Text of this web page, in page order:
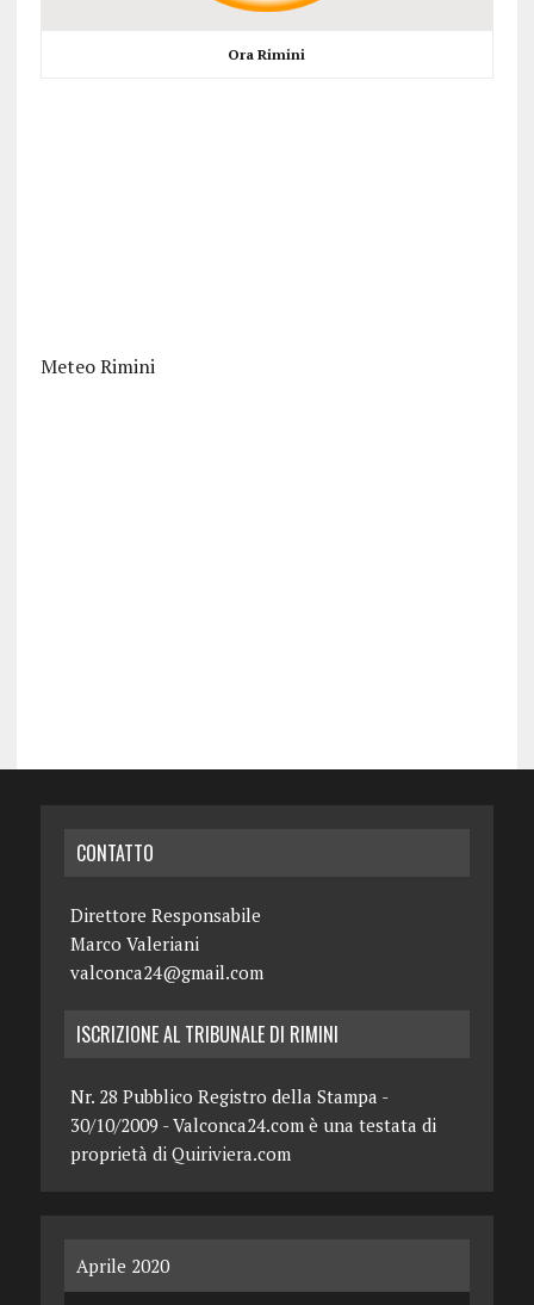
Ora Rimini
Meteo Rimini
CONTATTO
Direttore Responsabile
Marco Valeriani
valconca24@gmail.com
ISCRIZIONE AL TRIBUNALE DI RIMINI
Nr. 28 Pubblico Registro della Stampa -
30/10/2009 - Valconca24.com è una testata di
proprietà di Quiriviera.com
Aprile 2020